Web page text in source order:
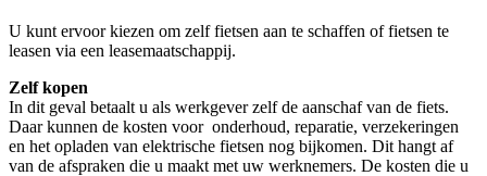
U kunt ervoor kiezen om zelf fietsen aan te schaffen of fietsen te
leasen via een leasemaatschappij.
Zelf kopen
In dit geval betaalt u als werkgever zelf de aanschaf van de fiets.
Daar kunnen de kosten voor onderhoud, reparatie, verzekeringen
en het opladen van elektrische fietsen nog bijkomen. Dit hangt af
van de afspraken die u maakt met uw werknemers. De kosten die u